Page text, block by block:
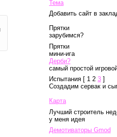
Тема
Добавить сайт в
Прятки
зарубимся?
Прятки
мини-ига
Дерби?
самый простой
Испытания [ 1 2 3 ]
Создадим сервак и
Карта
Лучший строитель
у меня идея
Демотиваторы Gmod